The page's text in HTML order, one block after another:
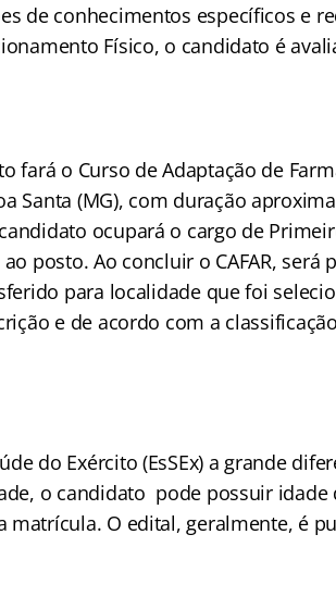
de conhecimentos específicos e
Físico, o candidato é
fará o Curso de Adaptação de
Santa (MG), com duração
ocupará o cargo de
posto. Ao concluir o CAFAR,
para localidade que foi
e de acordo com a
do Exército (EsSEx) a grande
o candidato pode possuir idade
matrícula. O edital, geralmente, é